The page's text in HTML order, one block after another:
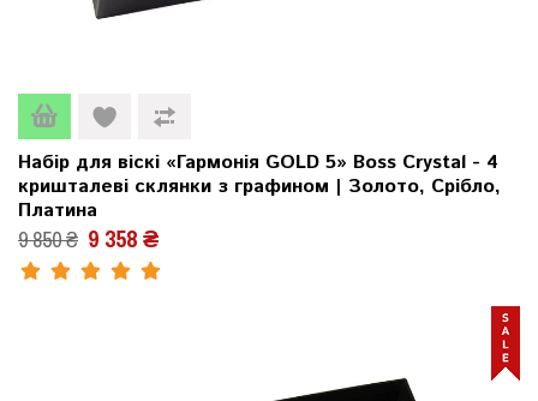
Набір для віскі «Гармонія GOLD 5» Boss Crystal - 4
кришталеві склянки з графином | Золото, Срібло,
Платина
9 850 ₴ 9 358 ₴